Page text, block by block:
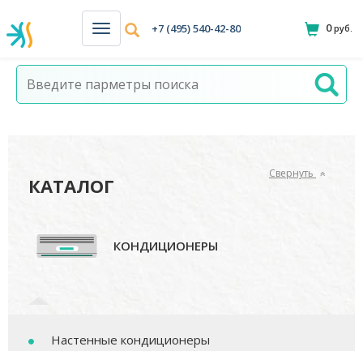
Н
а
в
и
+7 (495) 540-42-80 0руб.
КАТАЛОГ
Свернуть
КОНДИЦИОНЕРЫ
Настенные кондиционеры